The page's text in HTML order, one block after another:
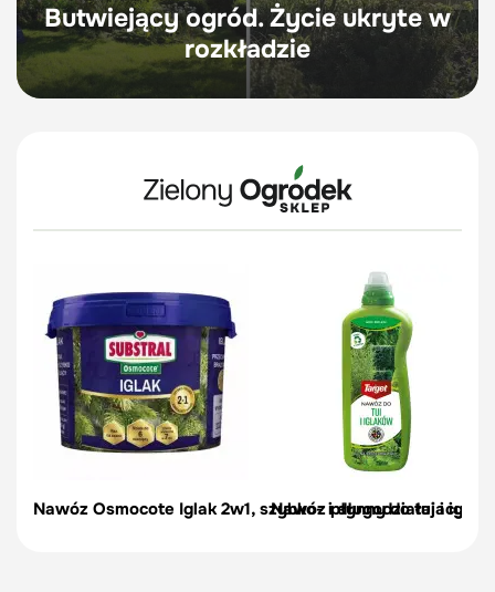
Butwiejący ogród. Życie ukryte w
rozkładzie
Nawóz Osmocote Iglak 2w1, szybko- i długodziałajacy –
Nawóz płynny do tui i